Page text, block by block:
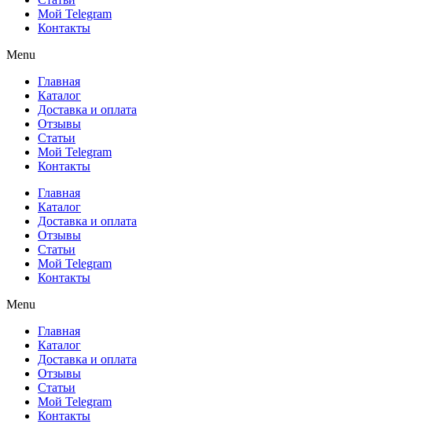
Мой Telegram
Контакты
Menu
Главная
Каталог
Доставка и оплата
Отзывы
Статьи
Мой Telegram
Контакты
Главная
Каталог
Доставка и оплата
Отзывы
Статьи
Мой Telegram
Контакты
Menu
Главная
Каталог
Доставка и оплата
Отзывы
Статьи
Мой Telegram
Контакты